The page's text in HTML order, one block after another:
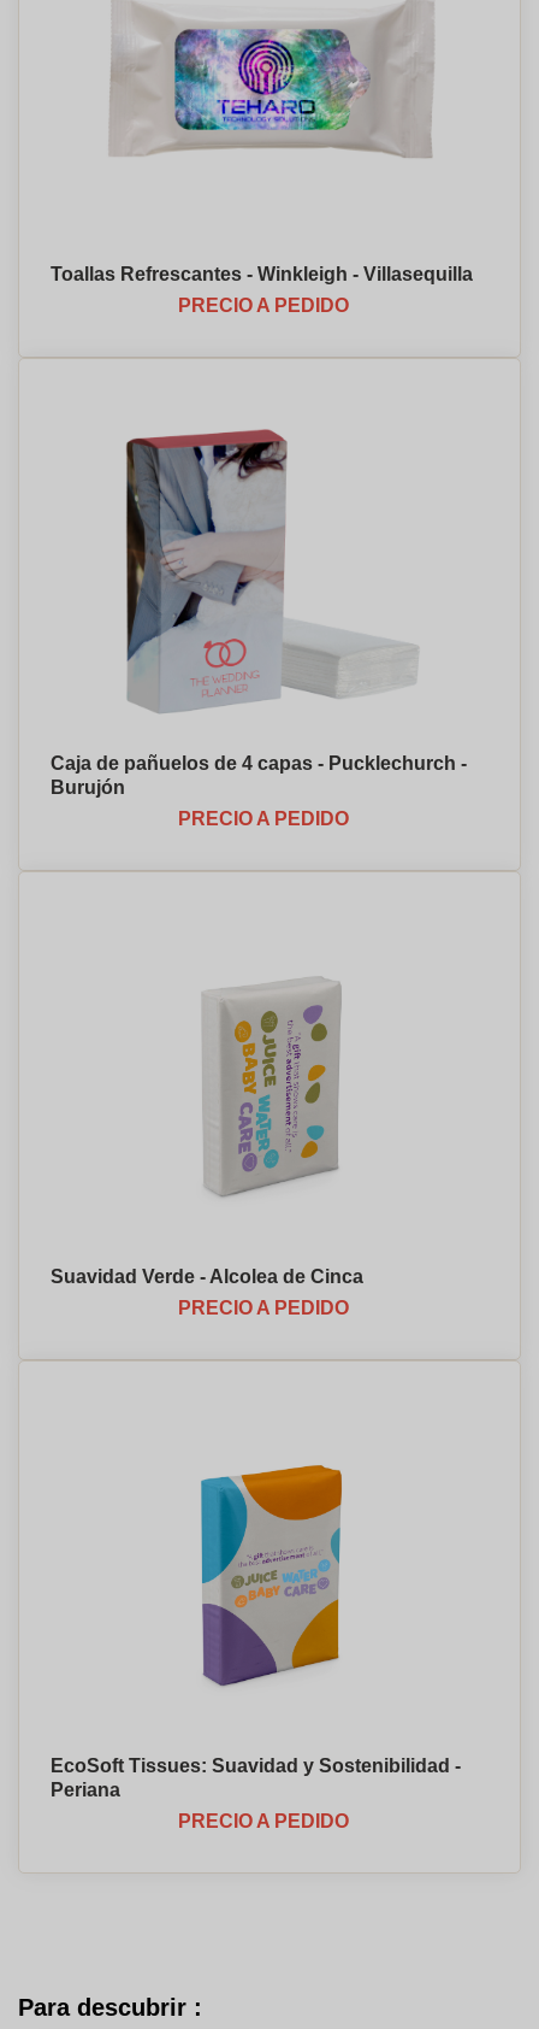
Toallas Refrescantes - Winkleigh - Villasequilla
PRECIO A PEDIDO
Caja de pañuelos de 4 capas - Pucklechurch -
Burujón
PRECIO A PEDIDO
Suavidad Verde - Alcolea de Cinca
PRECIO A PEDIDO
EcoSoft Tissues: Suavidad y Sostenibilidad -
Periana
PRECIO A PEDIDO
Para descubrir :